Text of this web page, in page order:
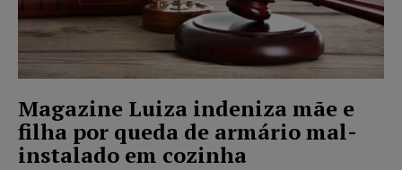
Magazine Luiza indeniza mãe e
filha por queda de armário mal-
instalado em cozinha